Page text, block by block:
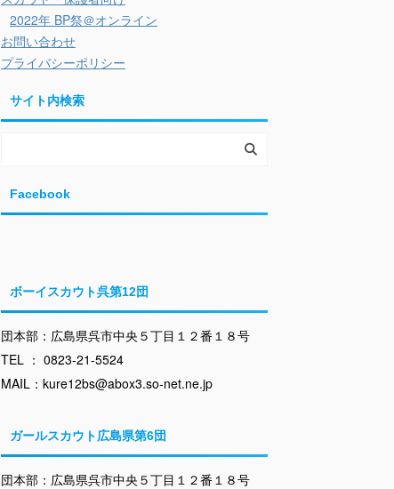
2022年 BP祭＠オンライン
お問い合わせ
プライバシーポリシー
サイト内検索
Facebook
ボーイスカウト呉第12団
団本部：広島県呉市中央５丁目１２番１８号
TEL ： 0823-21-5524
MAIL：kure12bs@abox3.so-net.ne.jp
ガールスカウト広島県第6団
団本部：広島県呉市中央５丁目１２番１８号